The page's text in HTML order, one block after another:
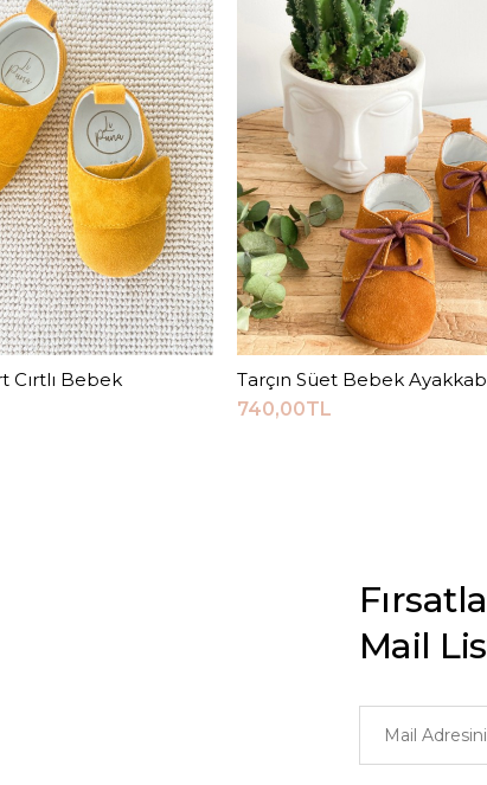
Sepete Ekle
Cırtlı Bebek
Sepete Ekle
Tarçın Süet Bebek
740,00TL
Mail